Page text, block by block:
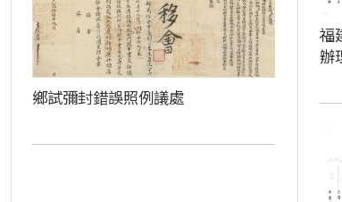
福
辦
鄉試彌封錯誤照例議處